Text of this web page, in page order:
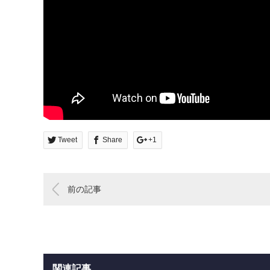
Tweet Share +1
前の記事